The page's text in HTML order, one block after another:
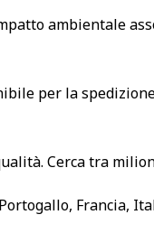
ambientale
per la
Cerca tra
Francia,